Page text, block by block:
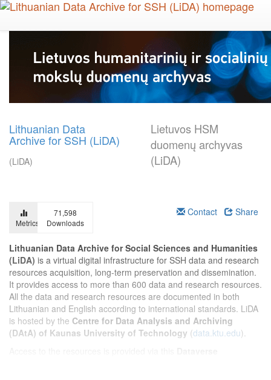
Skip
main
Lithuanian Data
Archive for SSH (LiDA)
(LiDA)
Lietuvos HSM
duomenų archyvas
(LiDA)
Metrics
71,598
Downloads
Contact Share
Lithuanian Data Archive for Social Sciences and Humanities
(LiDA) is a virtual digital infrastructure for SSH data and research
resources acquisition, long-term preservation and dissemination.
It provides access to more than 600 data and research resources.
All the data and research resources are documented in both
Lithuanian and English according to international standards. LiDA
is hosted by the Centre for Data Analysis and Archiving
(DAtA) of Kaunas University of Technology (data.ktu.edu).